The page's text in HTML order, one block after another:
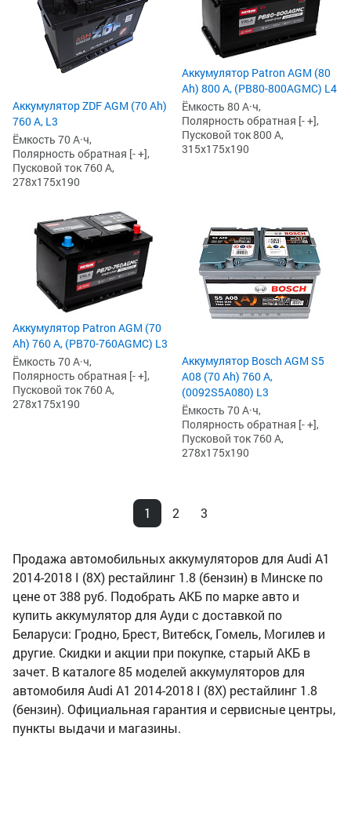
Аккумулятор ZDF AGM (70 Ah)
760 А, L3
Ёмкость 70 А·ч,
Полярность обратная [- +],
Пусковой ток 760 А,
278x175x190
Аккумулятор Patron AGM (80
Ah) 800 А, (PB80-800AGMC) L4
Ёмкость 80 А·ч,
Полярность обратная [- +],
Пусковой ток 800 А,
315x175x190
Аккумулятор Patron AGM (70
Ah) 760 А, (PB70-760AGMC) L3
Ёмкость 70 А·ч,
Полярность обратная [- +],
Пусковой ток 760 А,
278x175x190
Аккумулятор Bosch AGM S5
A08 (70 Ah) 760 А,
(0092S5A080) L3
Ёмкость 70 А·ч,
Полярность обратная [- +],
Пусковой ток 760 А,
278x175x190
1 2 3
Продажа автомобильных аккумуляторов для Audi A1
2014-2018 I (8X) рестайлинг 1.8 (бензин) в Минске по
цене от 388 руб. Подобрать АКБ по марке авто и
купить аккумулятор для Ауди с доставкой по
Беларуси: Гродно, Брест, Витебск, Гомель, Могилев и
другие. Скидки и акции при покупке, старый АКБ в
зачет. В каталоге 85 моделей аккумуляторов для
автомобиля Audi A1 2014-2018 I (8X) рестайлинг 1.8
(бензин). Официальная гарантия и сервисные центры,
пункты выдачи и магазины.